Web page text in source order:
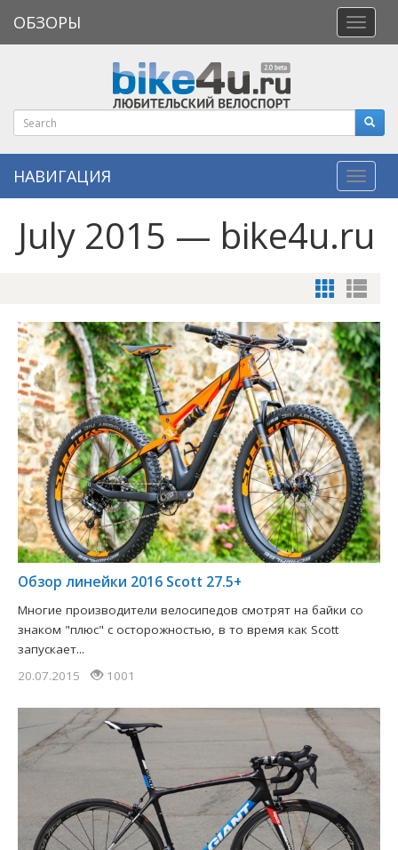
меню
ОБЗОРЫ
НАВИГАЦИЯ
July 2015 — bike4u.ru
Обзор линейки 2016 Scott 27.5+
Многие производители велосипедов смотрят на байки со
знаком "плюс" с осторожностью, в то время как Scott
запускает...
20.07.2015
1001